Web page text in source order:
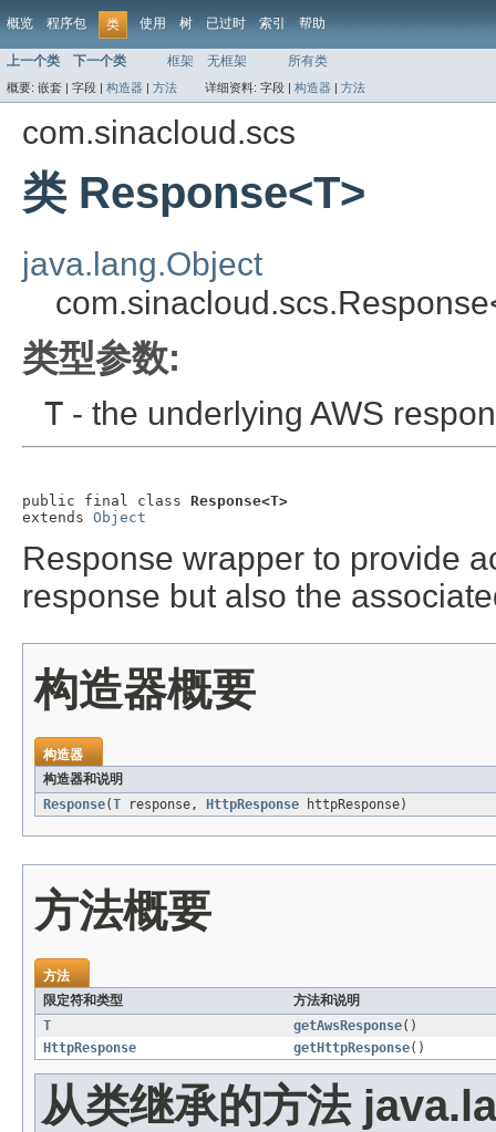
概览 程序包 类 使用 树 已过时 索引 帮助
上一个类 下一个类 框架 无框架 所有类
概要: 嵌套 | 字段 | 构造器 | 方法 详细资料: 字段 | 构造器 | 方法
com.sinacloud.scs
类 Response<T>
java.lang.Object
类型参数:
T - the underlying AWS
public final class Response<T>
extends Object
Response wrapper to provide
response but also the
构造器概要
构造器
构造器和说明
Response(T response, HttpResponse httpResponse)
方法概要
方法
限定符和类型
方法和说明
T
getAwsResponse()
HttpResponse
getHttpResponse()
从类继承的方法